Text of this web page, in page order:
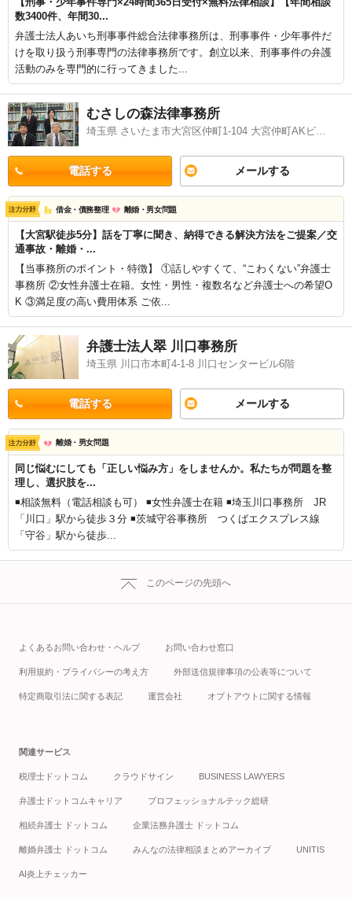
【刑事・少年事件専門×24時間365日受付×無料法律相談】【年間相談
数3400件、年間30...
弁護士法人あいち刑事事件総合法律事務所は、刑事事件・少年事件だ
けを取り扱う刑事専門の法律事務所です。創立以来、刑事事件の弁護
活動のみを専門的に行ってきました...
むさしの森法律事務所
埼玉県 さいたま市大宮区仲町1-104 大宮仲町AKビル9階
電話する メールする
借金・債務整理 離婚・男女問題
【大宮駅徒歩5分】話を丁寧に聞き、納得できる解決方法をご提案／交
通事故・離婚・...
【当事務所のポイント・特徴】 ①話しやすくて、“こわくない”弁護士
事務所 ②女性弁護士在籍。女性・男性・複数名など弁護士への希望O
K ③満足度の高い費用体系 ご依...
弁護士法人翠 川口事務所
埼玉県 川口市本町4-1-8 川口センタービル6階
電話する メールする
離婚・男女問題
同じ悩むにしても「正しい悩み方」をしませんか。私たちが問題を整
理し、選択肢を...
◾️相談無料（電話相談も可） ◾️女性弁護士在籍 ◾️埼玉川口事務所 JR
「川口」駅から徒歩３分 ◾️茨城守谷事務所 つくばエクスプレス線
「守谷」駅から徒歩...
このページの先頭へ
よくあるお問い合わせ・ヘルプ お問い合わせ窓口
利用規約・プライバシーの考え方 外部送信規律事項の公表等について
特定商取引法に関する表記 運営会社 オプトアウトに関する情報
関連サービス
税理士ドットコム クラウドサイン BUSINESS LAWYERS
弁護士ドットコムキャリア プロフェッショナルテック総研
相続弁護士 ドットコム 企業法務弁護士 ドットコム
離婚弁護士 ドットコム みんなの法律相談まとめアーカイブ UNITIS
AI炎上チェッカー